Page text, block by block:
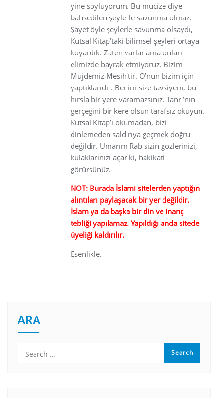
yine söylüyorum. Bu mucize diye
bahsedilen şeylerle savunma olmaz.
Şayet öyle şeylerle savunma olsaydı,
Kutsal Kitap’taki bilimsel şeyleri ortaya
koyardık. Zaten varlar ama onları
elimizde bayrak etmiyoruz. Bizim
Müjdemiz Mesih’tir. O’nun bizim için
yaptıklarıdır. Benim size tavsiyem, bu
hırsla bir yere varamazsınız. Tanrı’nın
gerçeğini bir kere olsun tarafsız okuyun.
Kutsal Kitap’ı okumadan, bizi
dinlemeden saldırıya geçmek doğru
değildir. Umarım Rab sizin gözlerinizi,
kulaklarınızı açar ki, hakikati
görürsünüz.
NOT: Burada İslami sitelerden yaptığın
alıntıları paylaşacak bir yer değildir.
İslam ya da başka bir din ve inanç
tebliği yapılamaz. Yapıldığı anda sitede
üyeliği kaldırılır.
Esenlikle.
ARA